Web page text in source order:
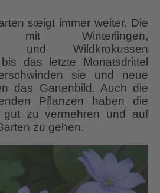
steigt immer weiter. Die
mit Winterlingen,
und Wildkrokussen
das letzte Monatsdrittel
sie und neue
das Gartenbild. Auch die
Pflanzen haben die
gut zu vermehren und auf
zu gehen.